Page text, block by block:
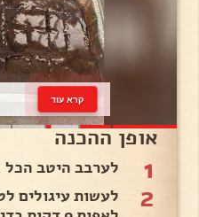
קרא עוד
אופן ההכנה
1 לערבב היטב הכל .
2
לעשות עיגולים